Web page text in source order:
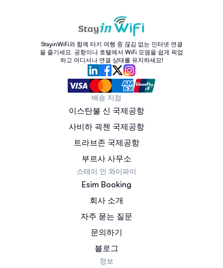
StayinWiFi와 함께 터키 여행 중 끊김 없는 인터넷 연결
을 즐기세요. 공항이나 호텔에서 WiFi 모뎀을 쉽게 픽업
하고 어디서나 연결 상태를 유지하세요!
배송 지점
이스탄불 신 국제공항
사비하 괵첸 국제공항
트라브존 국제공항
부르사 사무소
스테이 인 와이파이
Esim Booking
회사 소개
자주 묻는 질문
문의하기
블로그
정보